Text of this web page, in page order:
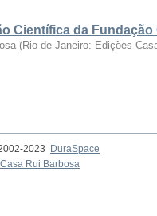
Científica da
(Rio de Janeiro: Edições
2023
DuraSpace
Casa Rui Barbosa